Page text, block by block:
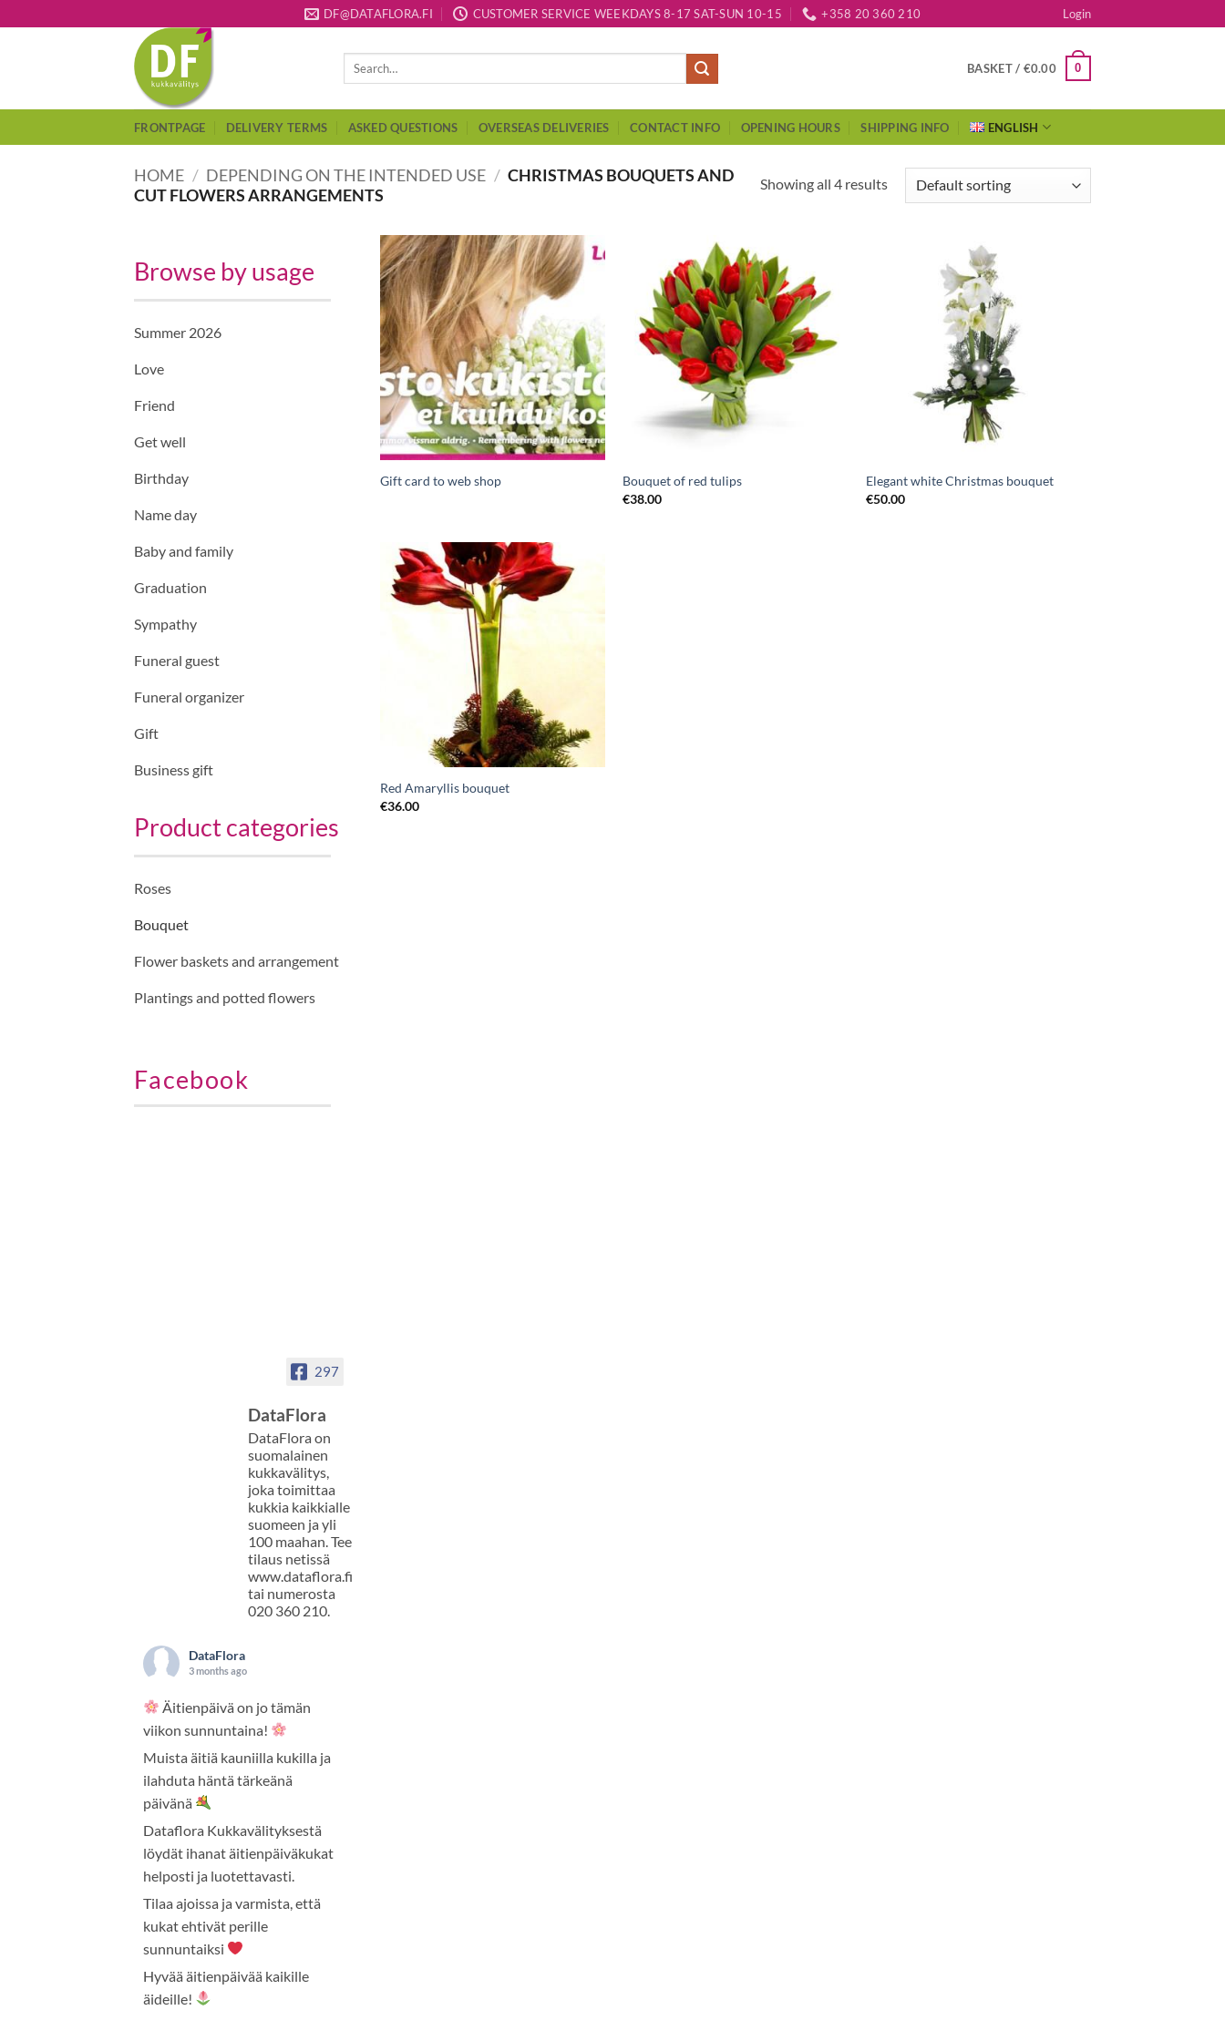
to
DF@DATAFLORA.FI CUSTOMER SERVICE WEEKDAYS 8-17 SAT-SUN 10-15 +358 20 360 210 Login
Search
BASKET / €0.00 0
FRONTPAGE DELIVERY TERMS ASKED QUESTIONS OVERSEAS DELIVERIES CONTACT INFO OPENING HOURS SHIPPING INFO ENGLISH
HOME / DEPENDING ON THE INTENDED USE / CHRISTMAS BOUQUETS AND
CUT FLOWERS ARRANGEMENTS
Showing all 4 results
Browse by usage
Summer 2026
Love
Friend
Get well
Birthday
Name day
Baby and family
Graduation
Sympathy
Funeral guest
Funeral organizer
Gift
Business gift
Product categories
Roses
Bouquet
Flower baskets and arrangement
Plantings and potted flowers
Facebook
297
DataFlora
DataFlora on
suomalainen
kukkavälitys,
joka toimittaa
kukkia kaikkialle
suomeen ja yli
100 maahan. Tee
tilaus netissä
www.dataflora.fi
tai numerosta
020 360 210.
DataFlora
3 months ago
Äitienpäivä on jo tämän
viikon sunnuntaina!
Muista äitiä kauniilla kukilla ja
ilahduta häntä tärkeänä
päivänä
Dataflora Kukkavälityksestä
löydät ihanat äitienpäiväkukat
helposti ja luotettavasti.
Tilaa ajoissa ja varmista, että
kukat ehtivät perille
sunnuntaiksi
Hyvää äitienpäivää kaikille
äideille!
Gift card to web shop
Bouquet of red tulips
€38.00
Elegant white Christmas bouquet
€50.00
Red Amaryllis bouquet
€36.00